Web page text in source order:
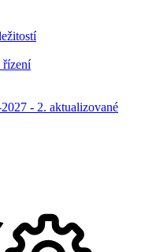
řízení
- 2. aktualizované